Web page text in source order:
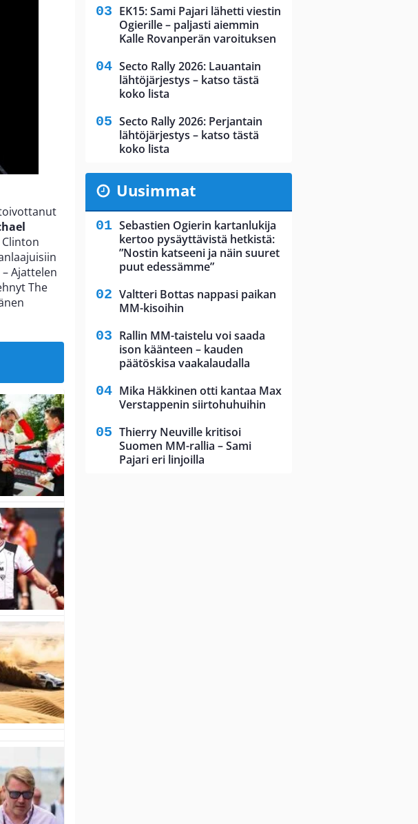
Ajattelen
The
EK15: Sami Pajari lähetti viestin
Ogierille – paljasti aiemmin
Kalle Rovanperän varoituksen
Secto Rally 2026: Lauantain
lähtöjärjestys – katso tästä
koko lista
Secto Rally 2026: Perjantain
lähtöjärjestys – katso tästä
koko lista
Uusimmat
Sebastien Ogierin kartanlukija
kertoo pysäyttävistä hetkistä:
”Nostin katseeni ja näin suuret
puut edessämme”
Valtteri Bottas nappasi paikan
MM-kisoihin
Rallin MM-taistelu voi saada
ison käänteen – kauden
päätöskisa vaakalaudalla
Mika Häkkinen otti kantaa Max
Verstappenin siirtohuhuihin
Thierry Neuville kritisoi
Suomen MM-rallia – Sami
Pajari eri linjoilla